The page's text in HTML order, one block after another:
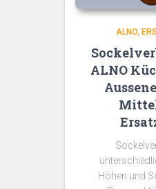
ALNO
ALNO
Höhen und